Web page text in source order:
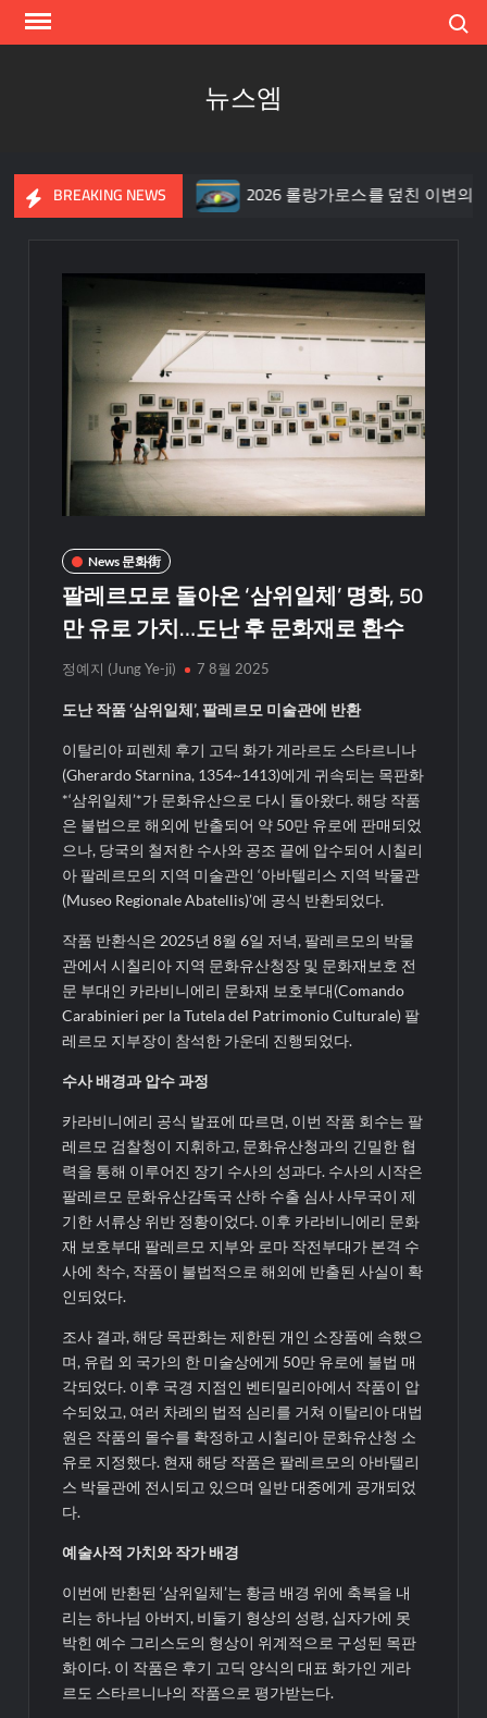
Skip
뉴스엠
BREAKING NEWS
켄터키의 빅 픽처 2026 롤랑가로스를 덮친 이변의 폭
News 문화街
팔레르모로 돌아온 ‘삼위일체’ 명화, 50
만 유로 가치…도난 후 문화재로 환수
정예지 (Jung Ye-ji) 7 8월 2025
도난 작품 ‘삼위일체’, 팔레르모 미술관에 반환
이탈리아 피렌체 후기 고딕 화가 게라르도 스타르니나
(Gherardo Starnina, 1354~1413)에게 귀속되는 목판화
*‘삼위일체’*가 문화유산으로 다시 돌아왔다. 해당 작품
은 불법으로 해외에 반출되어 약 50만 유로에 판매되었
으나, 당국의 철저한 수사와 공조 끝에 압수되어 시칠리
아 팔레르모의 지역 미술관인 ‘아바텔리스 지역 박물관
(Museo Regionale Abatellis)’에 공식 반환되었다.
작품 반환식은 2025년 8월 6일 저녁, 팔레르모의 박물
관에서 시칠리아 지역 문화유산청장 및 문화재보호 전
문 부대인 카라비니에리 문화재 보호부대(Comando
Carabinieri per la Tutela del Patrimonio Culturale) 팔
레르모 지부장이 참석한 가운데 진행되었다.
수사 배경과 압수 과정
카라비니에리 공식 발표에 따르면, 이번 작품 회수는 팔
레르모 검찰청이 지휘하고, 문화유산청과의 긴밀한 협
력을 통해 이루어진 장기 수사의 성과다. 수사의 시작은
팔레르모 문화유산감독국 산하 수출 심사 사무국이 제
기한 서류상 위반 정황이었다. 이후 카라비니에리 문화
재 보호부대 팔레르모 지부와 로마 작전부대가 본격 수
사에 착수, 작품이 불법적으로 해외에 반출된 사실이 확
인되었다.
조사 결과, 해당 목판화는 제한된 개인 소장품에 속했으
며, 유럽 외 국가의 한 미술상에게 50만 유로에 불법 매
각되었다. 이후 국경 지점인 벤티밀리아에서 작품이 압
수되었고, 여러 차례의 법적 심리를 거쳐 이탈리아 대법
원은 작품의 몰수를 확정하고 시칠리아 문화유산청 소
유로 지정했다. 현재 해당 작품은 팔레르모의 아바텔리
스 박물관에 전시되고 있으며 일반 대중에게 공개되었
다.
예술사적 가치와 작가 배경
이번에 반환된 ‘삼위일체’는 황금 배경 위에 축복을 내
리는 하나님 아버지, 비둘기 형상의 성령, 십자가에 못
박힌 예수 그리스도의 형상이 위계적으로 구성된 목판
화이다. 이 작품은 후기 고딕 양식의 대표 화가인 게라
르도 스타르니나의 작품으로 평가받는다.